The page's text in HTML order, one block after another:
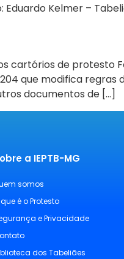
Kelmer –
cartórios de protesto
que modifica regras
documentos de […]
a IEPTB-MG
somos
que é o Protesto
e Privacidade
dos Tabeliães